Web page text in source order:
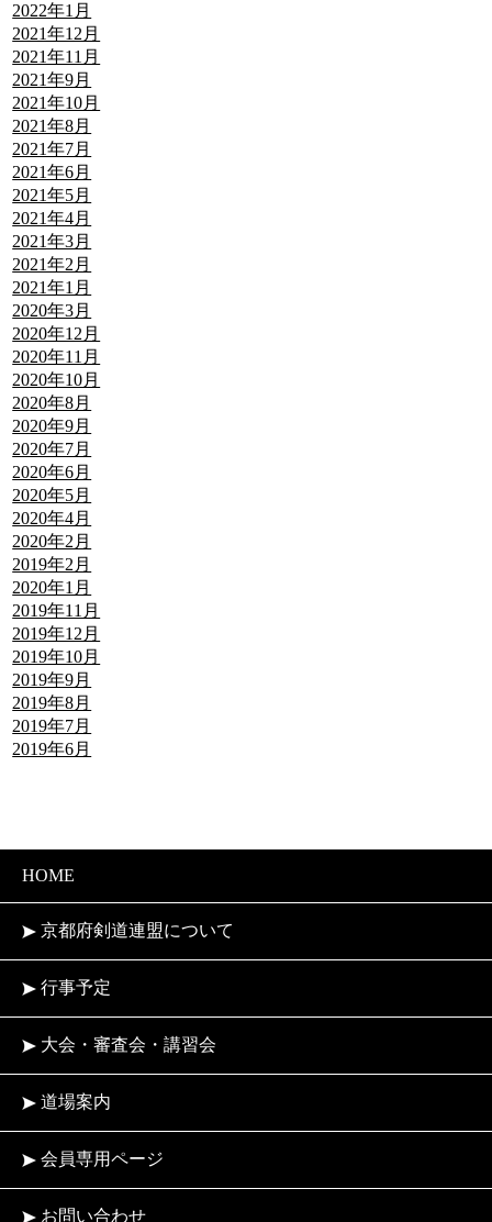
2022年1月
2021年12月
2021年11月
2021年9月
2021年10月
2021年8月
2021年7月
2021年6月
2021年5月
2021年4月
2021年3月
2021年2月
2021年1月
2020年3月
2020年12月
2020年11月
2020年10月
2020年8月
2020年9月
2020年7月
2020年6月
2020年5月
2020年4月
2020年2月
2019年2月
2020年1月
2019年11月
2019年12月
2019年10月
2019年9月
2019年8月
2019年7月
2019年6月
HOME
京都府剣道連盟について
行事予定
大会・審査会・講習会
道場案内
会員専用ページ
お問い合わせ